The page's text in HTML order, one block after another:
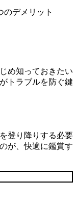
のデメリット
め知っておきたい
トラブルを防ぐ鍵
登り降りする必要
が、快適に鑑賞す